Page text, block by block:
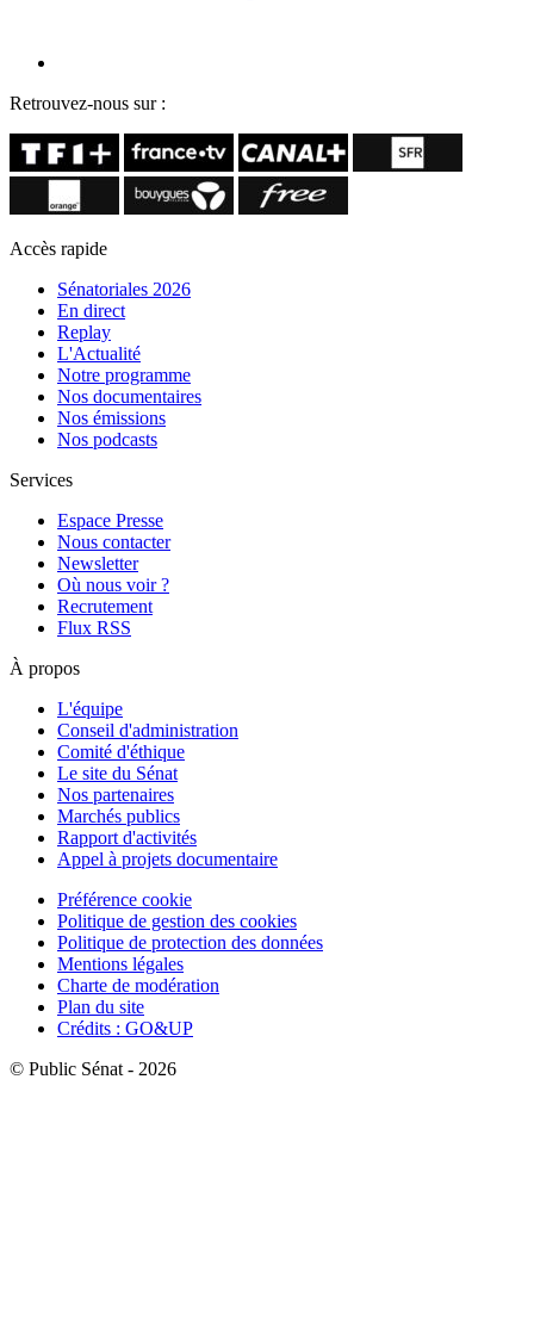
Retrouvez-nous sur :
Accès rapide
Sénatoriales 2026
En direct
Replay
L'Actualité
Notre programme
Nos documentaires
Nos émissions
Nos podcasts
Services
Espace Presse
Nous contacter
Newsletter
Où nous voir ?
Recrutement
Flux RSS
À propos
L'équipe
Conseil d'administration
Comité d'éthique
Le site du Sénat
Nos partenaires
Marchés publics
Rapport d'activités
Appel à projets documentaire
Préférence cookie
Politique de gestion des cookies
Politique de protection des données
Mentions légales
Charte de modération
Plan du site
Crédits : GO&UP
© Public Sénat - 2026